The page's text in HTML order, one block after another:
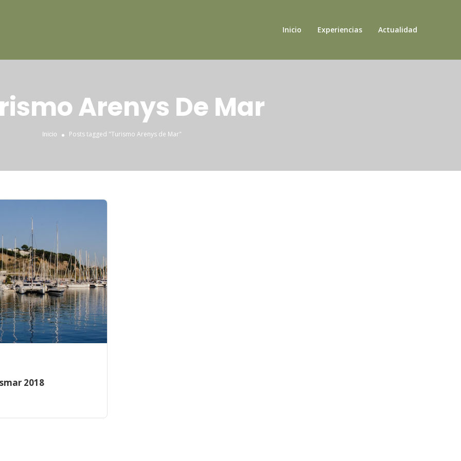
Inicio Experiencias Actualidad
Arenys De Mar
Inicio Posts tagged "Turismo Arenys de Mar"
2018